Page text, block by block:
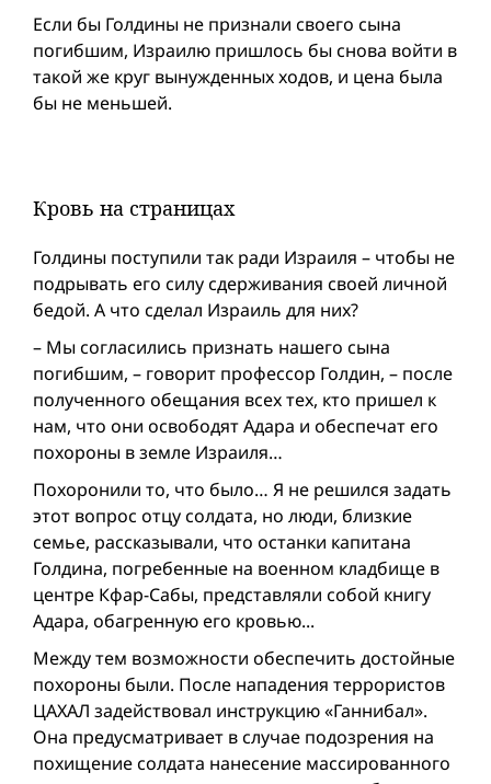
Если бы Голдины не признали своего сына
погибшим, Израилю пришлось бы снова войти в
такой же круг вынужденных ходов, и цена была
бы не меньшей.
Кровь на страницах
Голдины поступили так ради Израиля – чтобы не
подрывать его силу сдерживания своей личной
бедой. А что сделал Израиль для них?
– Мы согласились признать нашего сына
погибшим, – говорит профессор Голдин, – после
полученного обещания всех тех, кто пришел к
нам, что они освободят Адара и обеспечат его
похороны в земле Израиля…
Похоронили то, что было… Я не решился задать
этот вопрос отцу солдата, но люди, близкие
семье, рассказывали, что останки капитана
Голдина, погребенные на военном кладбище в
центре Кфар-Сабы, представляли собой книгу
Адара, обагренную его кровью...
Между тем возможности обеспечить достойные
похороны были. После нападения террористов
ЦАХАЛ задействовал инструкцию «Ганнибал».
Она предусматривает в случае подозрения на
похищение солдата нанесение массированного